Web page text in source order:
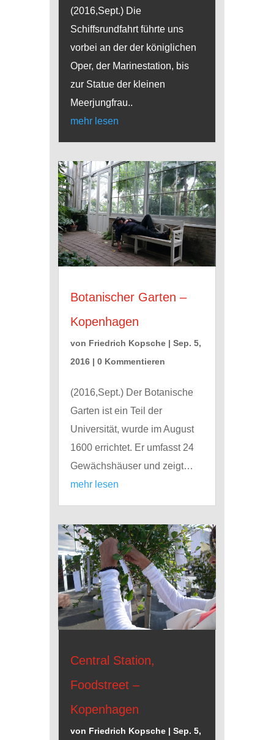
(2016,Sept.) Die
Schiffsrundfahrt führte uns
vorbei an der der königlichen
Oper, der Marinestation, bis
zur Statue der kleinen
Meerjungfrau..
mehr lesen
Botanischer Garten –
Kopenhagen
von Friedrich Kopsche| Sep. 5,
2016| 0 Kommentieren
(2016,Sept.) Der Botanische
Garten ist ein Teil der
Universität, wurde im August
1600 errichtet. Er umfasst 24
Gewächshäuser und zeigt…
mehr lesen
Central Station,
Foodstreet –
Kopenhagen
von Friedrich Kopsche| Sep. 5,